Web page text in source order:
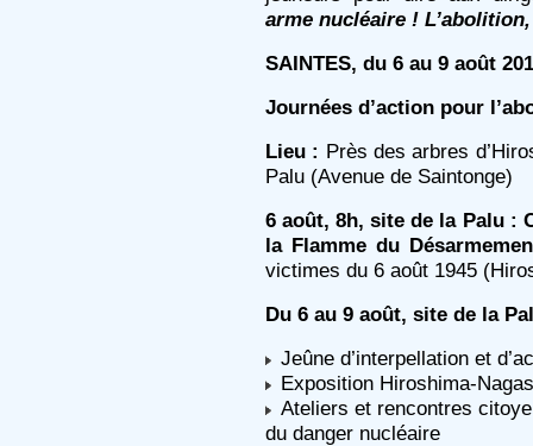
arme nucléaire !
SAINTES, du 6 au 9 août
Journées d’action pour
Lieu : Près des arbres
Palu (Avenue de Saintonge)
6 août, 8h, site de la Palu :
la Flamme du
victimes du 6 août 1945
Du 6 au 9 août, site de la
Jeûne d’interpellation et
Exposition Hiroshima-
Ateliers et rencontres
du danger nucléaire